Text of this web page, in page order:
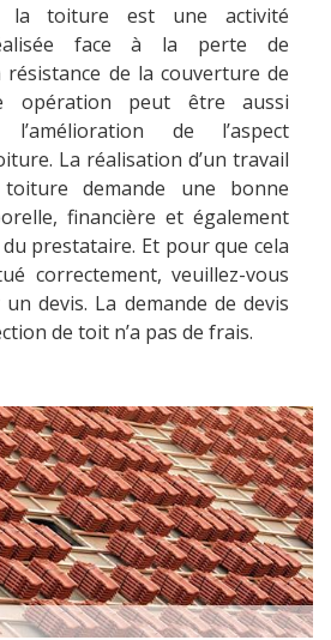
la toiture est une activité
face à la perte de
de la couverture de
opération peut être aussi
de l’aspect
La réalisation d’un travail
demande une bonne
financière et également
prestataire. Et pour que cela
correctement, veuillez-vous
devis. La demande de devis
de toit n’a pas de frais.